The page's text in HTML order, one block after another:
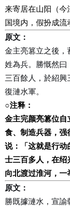
来寄居在山阳（今
国境内，假扮成流
原文：
金主亮篡立之後，
姓為兵。勝慨然曰
三百餘人，於紹興
復漣水軍。
○注释：
金主完颜亮篡位自
食、制造兵器，强
说：「这就是行动
士三百多人，在绍
向北渡过淮河，一
原文：
勝既據漣水，宣諭